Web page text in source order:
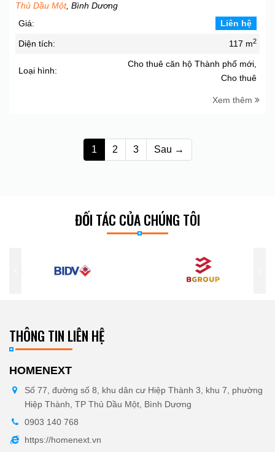
Thủ Dầu Một, Bình Dương
Giá:
Liên hệ
Diện tích: 117 m2
Loại hình:
Cho thuê căn hộ Thành phố mới,
Cho thuê
Xem thêm
1 2 3 Sau →
ĐỐI TÁC CỦA CHÚNG TÔI
THÔNG TIN LIÊN HỆ
HOMENEXT
Số 77, đường số 8, khu dân cư Hiệp Thành 3, khu 7, phường
Hiệp Thành, TP Thủ Dầu Một, Bình Dương
0903 140 768
https://homenext.vn